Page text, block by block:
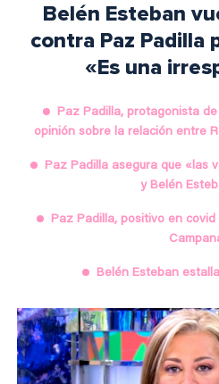
Belén Esteban
contra Paz Padilla
«Es una
Paz Padilla, protagonista
opinión sobre la relación entre
Paz Padilla asegura que «las
y Belén
Paz Padilla, positivo en
Belén Esteban